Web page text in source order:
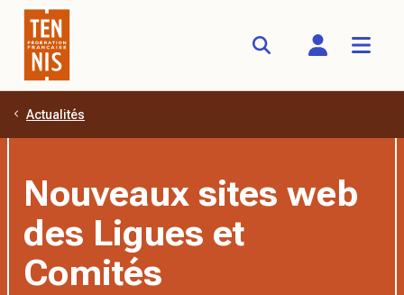
Aller au contenu principal
Actualités
Nouveaux sites web
des Ligues et
Comités